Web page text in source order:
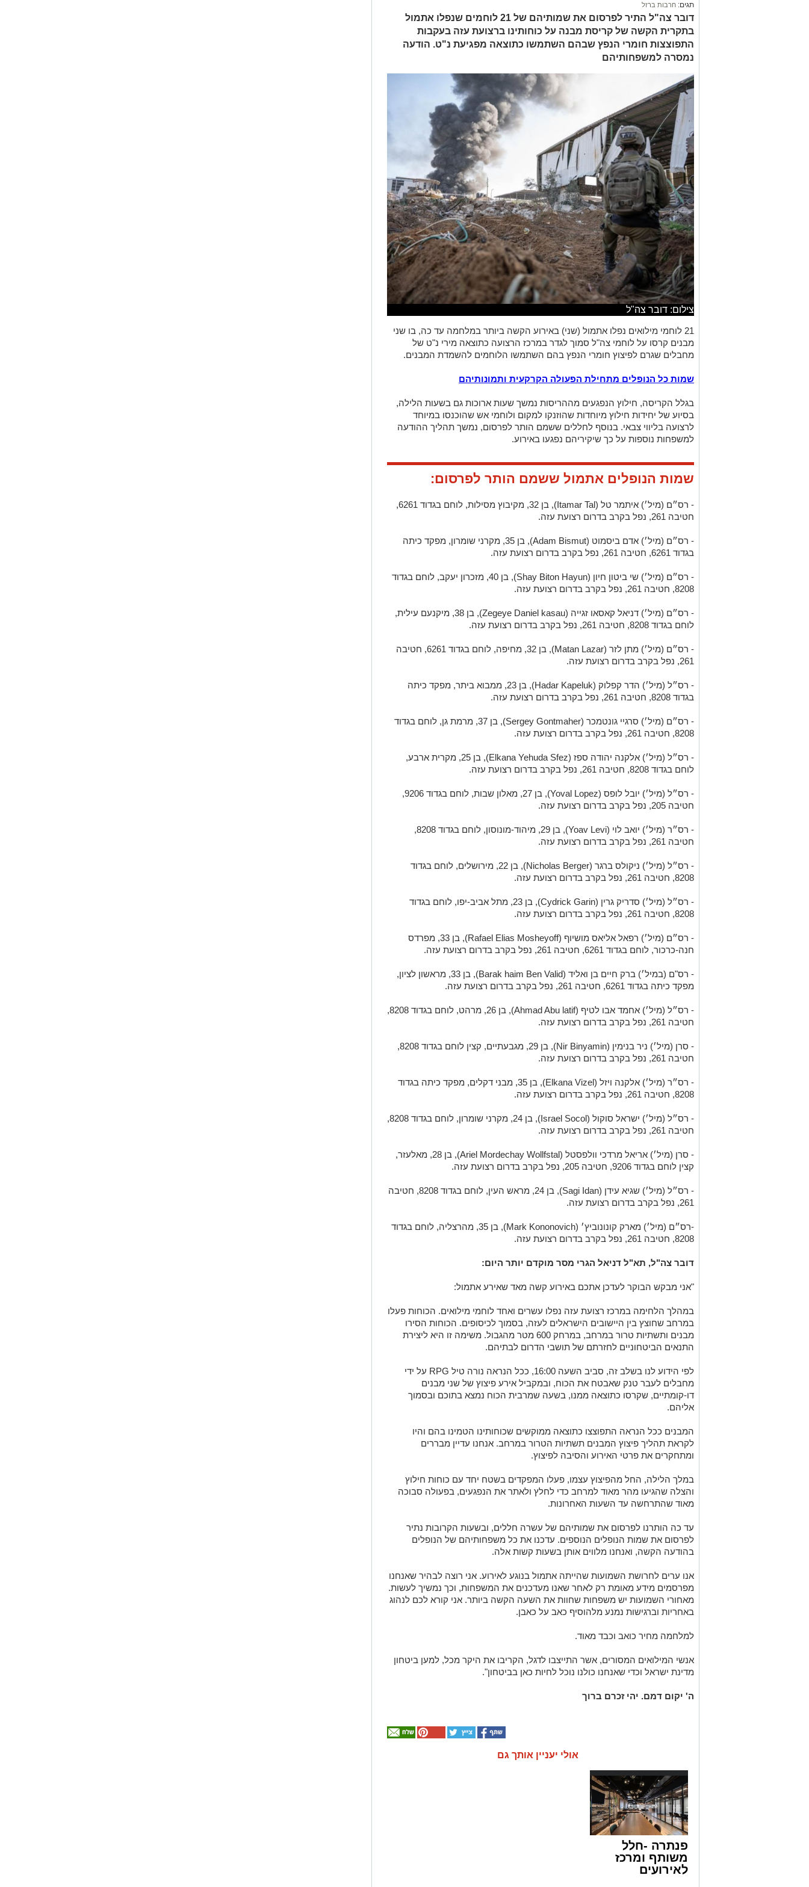
תגים: חרבות ברזל
דובר צה"ל התיר לפרסום את שמותיהם של 21 לוחמים שנפלו אתמול
בתקרית הקשה של קריסת מבנה על כוחותינו ברצועת עזה בעקבות
התפוצצות חומרי הנפץ שבהם השתמשו כתוצאה מפגיעת נ"ט. הודעה
נמסרה למשפחותיהם
צילום: דובר צה"ל
21 לוחמי מילואים נפלו
אתמול (שני) באירוע הקשה ביותר במלחמה עד כה, בו שני
מבנים קרסו על לוחמי צה"ל סמוך לגדר במרכז הרצועה כתוצאה מירי נ"ט של
מחבלים שגרם לפיצוץ חומרי הנפץ בהם השתמשו הלוחמים להשמדת המבנים.
שמות כל הנופלים מתחילת הפעולה הקרקעית ותמונותיהם
בגלל הקריסה, חילוץ הנפגעים מההריסות נמשך שעות ארוכות גם בשעות הלילה,
בסיוע של יחידות חילוץ מיוחדות שהוזנקו למקום ולוחמי אש שהוכנסו במיוחד
לרצועה בליווי צבאי. בנוסף לחללים ששמם הותר לפרסום, נמשך תהליך ההודעה
למשפחות נוספות על כך שיקיריהם נפגעו באירוע.
שמות הנופלים אתמול ששמם הותר לפרסום:
- רס״ם (מיל׳) איתמר טל (Itamar Tal), בן 32, מקיבוץ מסילות, לוחם בגדוד 6261,
חטיבה 261, נפל בקרב בדרום רצועת עזה.
- רס״ם (מיל׳) אדם ביסמוט (Adam Bismut), בן 35, מקרני שומרון, מפקד כיתה
בגדוד 6261, חטיבה 261, נפל בקרב בדרום רצועת עזה.
- רס״ם (מיל׳) שי ביטון חיון (Shay Biton Hayun), בן 40, מזכרון יעקב, לוחם בגדוד
8208, חטיבה 261, נפל בקרב בדרום רצועת עזה.
- רס״ם (מיל׳) דניאל קאסאו זגייה (Zegeye Daniel kasau), בן 38, מיקנעם עילית,
לוחם בגדוד 8208, חטיבה 261, נפל בקרב בדרום רצועת עזה.
- רס״ם (מיל׳) מתן לזר (Matan Lazar
), בן 32, מחיפה, לוחם בגדוד 6261, חטיבה
261, נפל בקרב בדרום רצועת עזה.
- רס״ל (מיל׳) הדר קפלוק (Hadar Kapeluk
), בן 23, ממבוא ביתר, מפקד כיתה
בגדוד 8208, חטיבה 261, נפל בקרב בדרום רצועת עזה.
- רס״ם (מיל׳) סרגיי גונטמכר (Sergey Gontmaher
), בן 37, מרמת גן, לוחם בגדוד
8208, חטיבה 261, נפל בקרב בדרום רצועת עזה.
- רס״ל (מיל׳) אלקנה יהודה ספז (Elkana Yehuda Sfez
), בן 25, מקרית ארבע,
לוחם בגדוד 8208, חטיבה 261, נפל בקרב בדרום רצועת עזה.
- רס״ל (מיל׳) יובל לופס (Yoval Lopez
), בן 27, מאלון שבות, לוחם בגדוד 9206,
חטיבה 205, נפל בקרב בדרום רצועת עזה.
- רס״ר (מיל׳) יואב לוי (Yoav Levi
), בן 29, מיהוד-מונוסון, לוחם בגדוד 8208,
חטיבה 261, נפל בקרב בדרום רצועת עזה.
- רס״ל (מיל׳) ניקולס ברגר (Nicholas Berger
), בן 22, מירושלים, לוחם בגדוד
8208, חטיבה 261, נפל בקרב בדרום רצועת עזה.
- רס״ל (מיל׳) סדריק גרין (Cydrick Garin
), בן 23, מתל אביב-יפו, לוחם בגדוד
8208, חטיבה 261, נפל בקרב בדרום רצועת עזה.
- רס״ם (מיל׳) רפאל אליאס מושיוף (Rafael Elias Mosheyoff
), בן 33, מפרדס
חנה-כרכור, לוחם בגדוד 6261, חטיבה 261, נפל בקרב בדרום רצועת עזה.
- רס"ם (במיל׳) ברק חיים בן ואליד (Barak haim Ben Valid
), בן 33, מראשון לציון,
מפקד כיתה בגדוד 6261, חטיבה 261, נפל בקרב בדרום רצועת עזה.
- רס״ל (מיל׳) אחמד אבו לטיף (Ahmad Abu latif), בן 26, מרהט, לוחם בגדוד 8208,
חטיבה 261, נפל בקרב בדרום רצועת עזה.
- סרן (מיל׳) ניר בנימין (Nir Binyamin), בן 29, מגבעתיים, קצין לוחם בגדוד 8208,
חטיבה 261, נפל בקרב בדרום רצועת עזה.
- רס״ר (מיל׳) אלקנה ויזל (Elkana Vizel), בן 35, מבני דקלים, מפקד כיתה בגדוד
8208, חטיבה 261, נפל בקרב בדרום רצועת עזה.
- רס״ל (מיל׳) ישראל סוקול (Israel Socol), בן 24, מקרני שומרון, לוחם בגדוד 8208,
חטיבה 261, נפל בקרב בדרום רצועת עזה.
- סרן (מיל׳) אריאל מרדכי וולפסטל (Ariel Mordechay Wollfstal), בן 28, מאלעזר,
קצין לוחם בגדוד 9206, חטיבה 205, נפל בקרב בדרום רצועת עזה.
- רס״ל (מיל׳) שגיא עידן (Sagi Idan), בן 24, מראש העין, לוחם בגדוד 8208, חטיבה
261, נפל בקרב בדרום רצועת עזה.
-רס״ם (מיל׳) מארק קונונוביץ׳ (Mark Kononovich), בן 35, מהרצליה, לוחם בגדוד
8208, חטיבה 261, נפל בקרב בדרום רצועת עזה.
דובר צה"ל, תא"ל דניאל הגרי מסר מוקדם יותר היום:
"אני מבקש הבוקר לעדכן אתכם באירוע קשה מאד שאירע אתמול:
במהלך הלחימה במרכז רצועת עזה נפלו עשרים ואחד לוחמי מילואים. הכוחות פעלו
במרחב שחוצץ בין היישובים הישראלים לעזה, בסמוך לכיסופים. הכוחות הסירו
מבנים ותשתיות טרור במרחב, במרחק 600 מטר מהגבול. משימה זו היא ליצירת
התנאים הביטחוניים לחזרתם של תושבי הדרום לבתיהם.
לפי הידוע לנו בשלב זה, סביב השעה 16:00, ככל הנראה נורה טיל RPG על ידי
מחבלים לעבר טנק שאבטח את הכוח, ובמקביל אירע פיצוץ של שני מבנים
דו-קומתיים, שקרסו כתוצאה ממנו, בשעה שמרבית הכוח נמצא בתוכם ובסמוך
אליהם.
המבנים ככל הנראה התפוצצו כתוצאה ממוקשים שכוחותינו הטמינו בהם והיו
לקראת תהליך פיצוץ המבנים תשתיות הטרור במרחב. אנחנו עדיין מבררים
ומתחקרים את פרטי האירוע והסיבה לפיצוץ.
במלך הלילה, החל מהפיצוץ עצמו, פעלו המפקדים בשטח יחד עם כוחות חילוץ
והצלה שהגיעו מהר מאוד למרחב כדי לחלץ ולאתר את הנפגעים, בפעולה סבוכה
מאוד שהתרחשה עד השעות האחרונות.
עד כה הותרנו לפרסום את שמותיהם של עשרה חללים, ובשעות הקרובות נתיר
לפרסום את שמות הנופלים הנוספים. עדכנו את כל משפחותיהם של הנופלים
בהודעה הקשה, ואנחנו מלווים אותן בשעות קשות אלה.
אנו ערים לחרושת השמועות שהייתה אתמול בנוגע לאירוע. אני רוצה לבהיר שאנחנו
מפרסמים מידע מאומת רק לאחר שאנו מעדכנים את המשפחות, וכך נמשיך לעשות.
מאחורי השמועות יש משפחות שחוות את השעה הקשה ביותר. אני קורא לכם לנהוג
באחריות וברגישות נמנע מלהוסיף כאב על כאבן.
למלחמה מחיר כואב וכבד מאוד.
אנשי המילואים המסורים, אשר התייצבו לדגל, הקריבו את היקר מכל, למען ביטחון
מדינת ישראל וכדי שאנחנו כולנו נוכל לחיות כאן בביטחון".
ה' יקום דמם. יהי זכרם ברוך
אולי יעניין אותך גם
פנתרה -חלל
משותף ומרכז
לאירועים